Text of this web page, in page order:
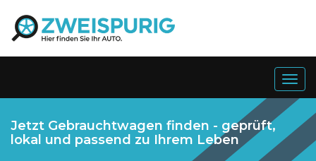
Jetzt Gebrauchtwagen finden - geprüft,
lokal und passend zu Ihrem Leben